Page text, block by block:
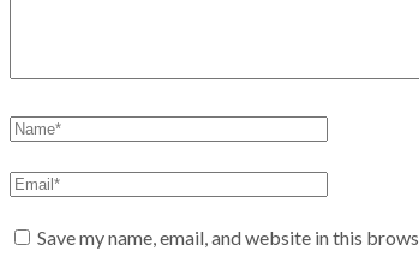
Save my name, email, and website in this